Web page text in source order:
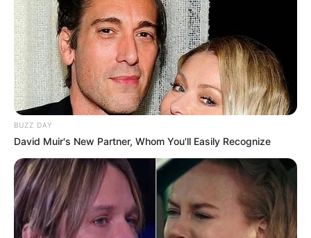
Share it Pin it
PUBLICAÇÕES RELACIONADAS
Notícia
BRASÍLIA: Senado Aprova
Aposentadoria Especial para
Agentes de Saúde e
Endemias.
FAÇA O SEU COMENTÁRIO AQUI!
BUZZ DAY
David Muir's New Partner, Whom You'll Easily Recognize